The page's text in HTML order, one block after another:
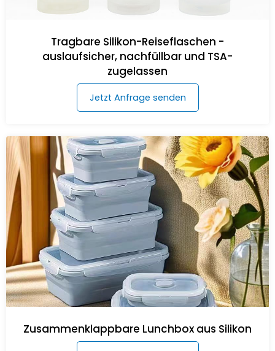
Tragbare Silikon-Reiseflaschen -
auslaufsicher, nachfüllbar und TSA-
zugelassen
Jetzt Anfrage senden
Zusammenklappbare Lunchbox aus Silikon